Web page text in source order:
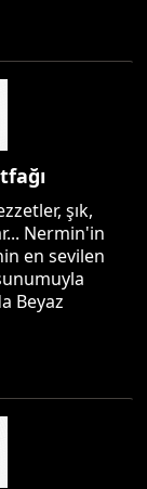
şık,
Nermin'in
en sevilen
Beyaz